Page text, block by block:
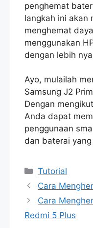
penghemat
langkah ini akan
menghemat
menggunakan
dengan lebih
Ayo, mulailah
Samsung J2
Dengan
Anda dapat
penggunaan
dan baterai
Categories
Tutorial
Cara
Cara
Redmi 5 Plus